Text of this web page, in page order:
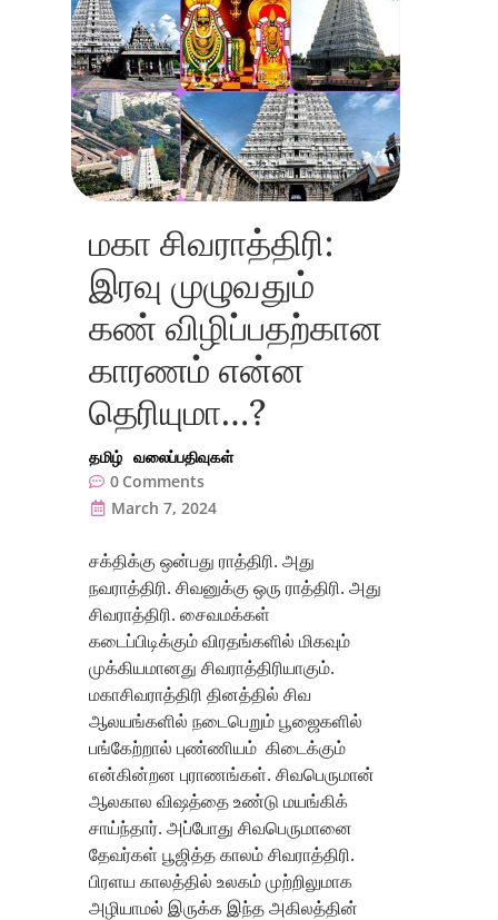
​மகா சிவராத்திரி:
இரவு முழுவதும்
கண் விழிப்பதற்கான
காரணம் என்ன
தெரியுமா…?
தமிழ் வலைப்பதிவுகள்
0 Comments
March 7, 2024
சக்திக்கு ஒன்பது ராத்திரி. அது
நவராத்திரி. சிவனுக்கு ஒரு ராத்திரி. அது
சிவராத்திரி. சைவமக்கள்
கடைப்பிடிக்கும் விரதங்களில் மிகவும்
முக்கியமானது சிவராத்திரியாகும்.
மகாசிவராத்திரி தினத்தில் சிவ
ஆலயங்களில் நடைபெறும் பூஜைகளில்
பங்கேற்றால் புண்ணியம் கிடைக்கும்
என்கின்றன புராணங்கள். சிவபெருமான்
ஆலகால விஷத்தை உண்டு மயங்கிக்
சாய்ந்தார். அப்போது சிவபெருமானை
தேவர்கள் பூஜித்த காலம் சிவராத்திரி.
பிரளய காலத்தில் உலகம் முற்றிலுமாக
அழியாமல் இருக்க இந்த அகிலத்தின்